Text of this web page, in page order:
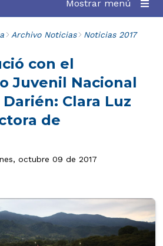
Mostrar menú
Archivo Noticias Noticias 2017
con el
Juvenil Nacional
Clara Luz
de
octubre 09 de 2017